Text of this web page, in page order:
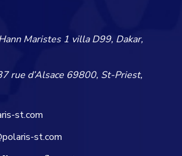
Maristes 1 villa D99, Dakar,
rue d’Alsace 69800, St-Priest,
st.com
st.com